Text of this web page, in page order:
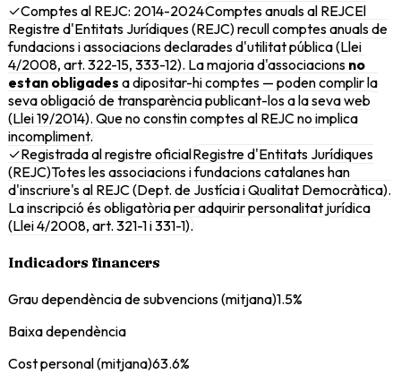
✓Comptes al REJC: 2014-2024Comptes anuals al REJCEl
Registre d'Entitats Jurídiques (REJC) recull comptes anuals de
fundacions i associacions declarades d'utilitat pública (Llei
4/2008, art. 322-15, 333-12). La majoria d'associacions no
estan obligades a dipositar-hi comptes — poden complir la
seva obligació de transparència publicant-los a la seva web
(Llei 19/2014). Que no constin comptes al REJC no implica
incompliment.
✓Registrada al registre oficialRegistre d'Entitats Jurídiques
(REJC)Totes les associacions i fundacions catalanes han
d'inscriure's al REJC (Dept. de Justícia i Qualitat Democràtica).
La inscripció és obligatòria per adquirir personalitat jurídica
(Llei 4/2008, art. 321-1 i 331-1).
Indicadors financers
Grau dependència de subvencions (mitjana)1.5%
Baixa dependència
Cost personal (mitjana)63.6%